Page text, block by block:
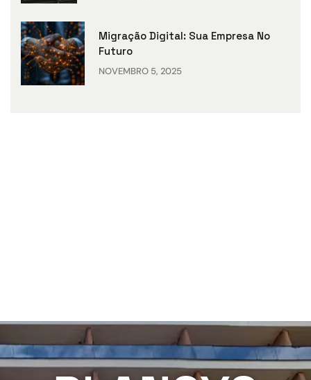
Migração Digital: Sua Empresa No
Futuro
NOVEMBRO 5, 2025